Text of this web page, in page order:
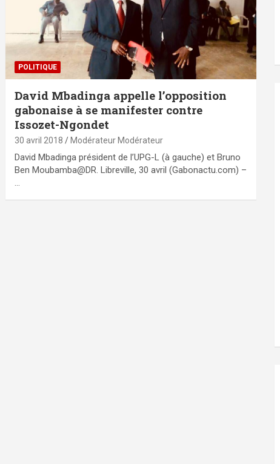
POLITIQUE
David Mbadinga appelle l’opposition
gabonaise à se manifester contre
Issozet-Ngondet
30 avril 2018 Modérateur Modérateur
David Mbadinga président de l’UPG-L (à gauche) et Bruno
Ben Moubamba@DR. Libreville, 30 avril (Gabonactu.com) –
…